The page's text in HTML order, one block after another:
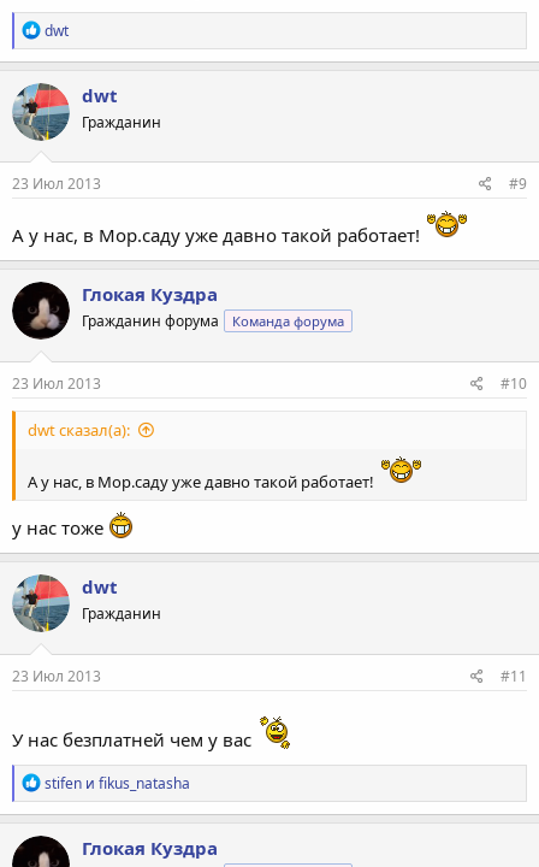
Р
е
а
к
ц
и
и
:
dwt
dwt
Гражданин
23 Июл 2013 #9
А у нас, в Мор.саду уже давно такой работает!
Глокая Куздра
Гражданин форума Команда форума
23 Июл 2013 #10
dwt сказал(а):
А у нас, в Мор.саду уже давно такой работает!
у нас тоже
dwt
Гражданин
23 Июл 2013 #11
У нас безплатней чем у вас
Р
е
а
к
ц
stifen и fikus_natasha
Глокая Куздра